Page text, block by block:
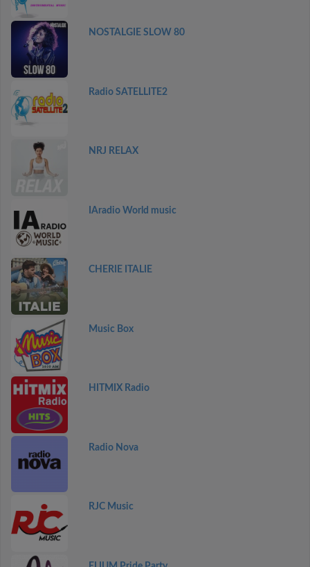
NOSTALGIE SLOW 80
Radio SATELLITE2
NRJ RELAX
IAradio World music
CHERIE ITALIE
Music Box
HITMIX Radio
Radio Nova
RJC Music